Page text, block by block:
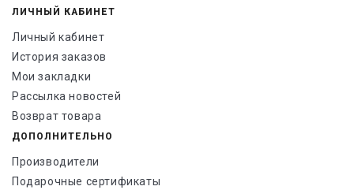
ЛИЧНЫЙ КАБИНЕТ
Личный кабинет
История заказов
Мои закладки
Рассылка новостей
Возврат товара
ДОПОЛНИТЕЛЬНО
Производители
Подарочные сертификаты